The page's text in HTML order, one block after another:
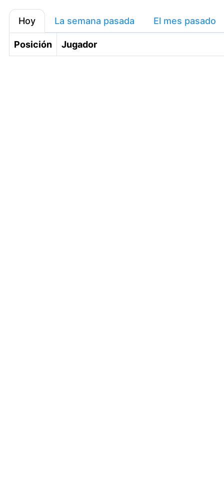
Hoy La semana pasada El mes pasado
Posición Jugador